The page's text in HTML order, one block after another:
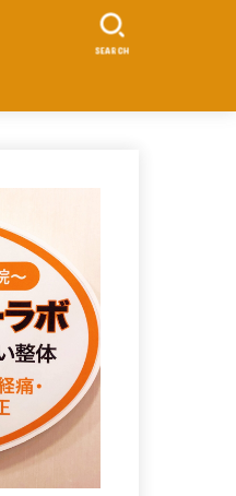
SEARCH